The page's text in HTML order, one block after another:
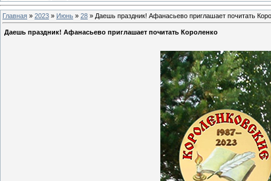
Главная » 2023 » Июнь » 28 » Даешь праздник! Афанасьево приглашает почитать
Даешь праздник! Афанасьево приглашает почитать Короленко